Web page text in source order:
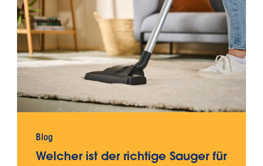
Blog
Welcher ist der richtige Sauger für